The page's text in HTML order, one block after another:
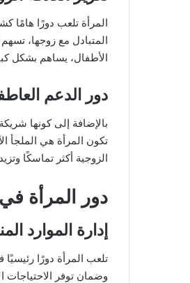
المرأة تلعب دورًا هامًا
المتبادل مع زوجها، تسهم
الأطفال، يساهم بشكل
دور الدعم
بالإضافة إلى كونها
تكون المرأة هي الملجأ
الزوجية أكثر تماسكًا
دور المرأة
إدارة الموارد
تلعب المرأة دورًا
وضمان توفر الاحتياجات